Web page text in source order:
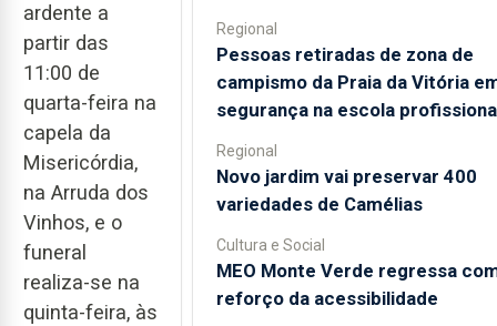
ardente a
partir das
11:00 de
quarta-feira na
capela da
Misericórdia,
na Arruda dos
Vinhos, e o
funeral
realiza-se na
quinta-feira, às
Regional
Pessoas retiradas de zona de
campismo da Praia da Vitória
segurança na escola
Regional
Novo jardim vai preservar 400
variedades de Camélias
Cultura e Social
MEO Monte Verde regressa
reforço da acessibilidade